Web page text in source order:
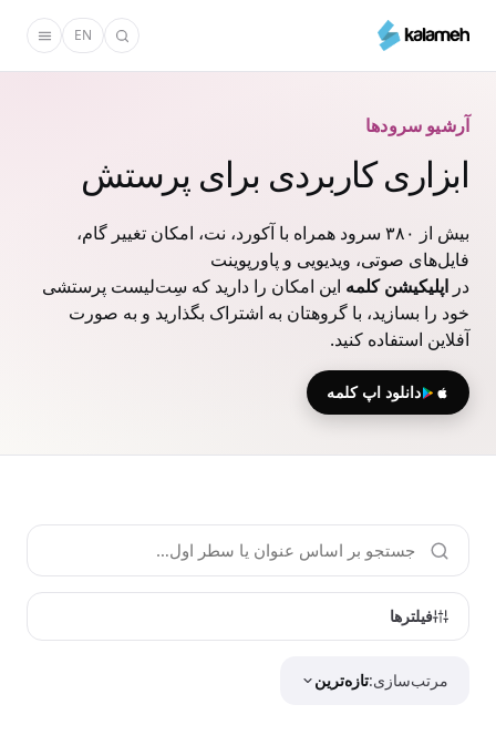
محتوای
EN
آرشیو سرودها
ابزاری کاربردی برای پرستش
بیش از ۳۸۰ سرود همراه با آکورد، نت، امکان تغییر گام،
فایل‌های صوتی، ویدیویی و پاورپوینت
در اپلیکیشن کلمه این امکان را دارید که سِت‌لیست پرستشی
خود را بسازید، با گروهتان به اشتراک بگذارید و به صورت
آفلاین استفاده کنید.
دانلود اپ کلمه
فیلترها
مرتب‌سازی:تازه‌ترین